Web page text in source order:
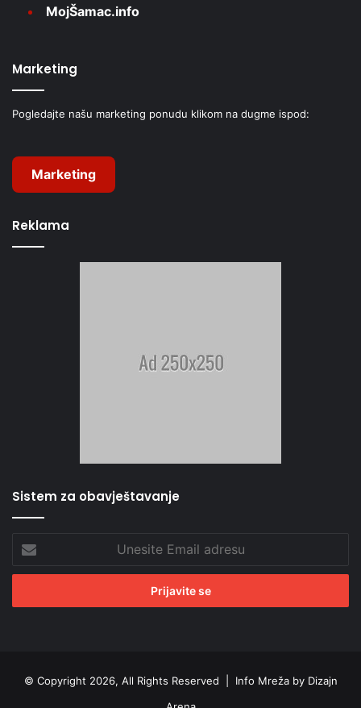
MojŠamac.info
Marketing
Pogledajte našu marketing ponudu klikom na dugme ispod:
Marketing
Reklama
Sistem za obavještavanje
Email
adresu
© Copyright 2026, All Rights Reserved | Info Mreža by Dizajn